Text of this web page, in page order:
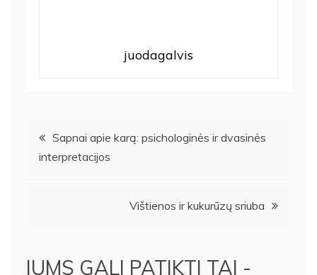
juodagalvis
Navigacija
tarp
Sapnai apie karą: psichologinės ir dvasinės
interpretacijos
Vištienos ir kukurūzų sriuba
JUMS GALI PATIKTI TAI -